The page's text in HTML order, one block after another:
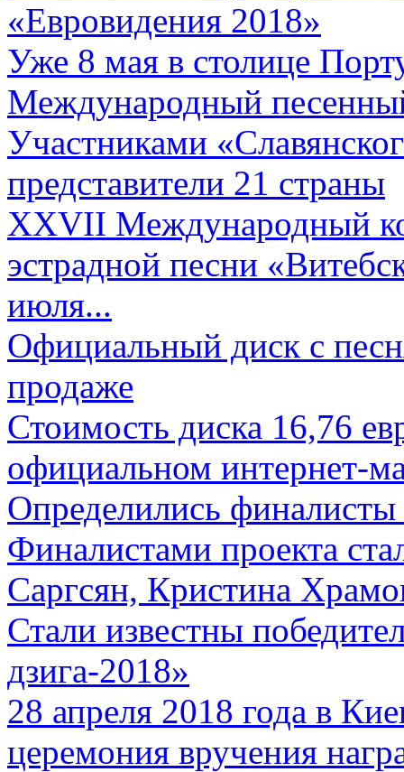
«Евровидения 2018»
Уже 8 мая в столице
Международный
Участниками
представители 21 страны
XXVII Международный
эстрадной песни
июля...
Официальный диск с
продаже
Стоимость диска 16,76
официальном интернет-
Определились
Финалистами проекта
Саргсян, Кристина
Стали известны
дзига-2018»
28 апреля 2018 года в
церемония вручения